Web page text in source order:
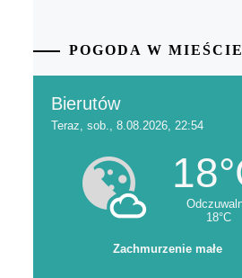
POGODA W MIEŚCIE